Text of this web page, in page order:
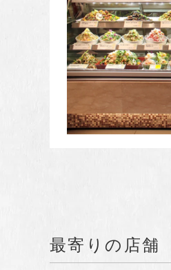
最寄りの店舗